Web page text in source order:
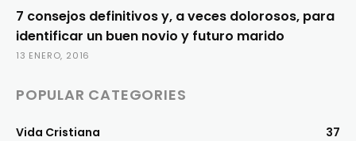
7 consejos definitivos y, a veces dolorosos, para
identificar un buen novio y futuro marido
13 ENERO, 2016
POPULAR CATEGORIES
Vida Cristiana
37